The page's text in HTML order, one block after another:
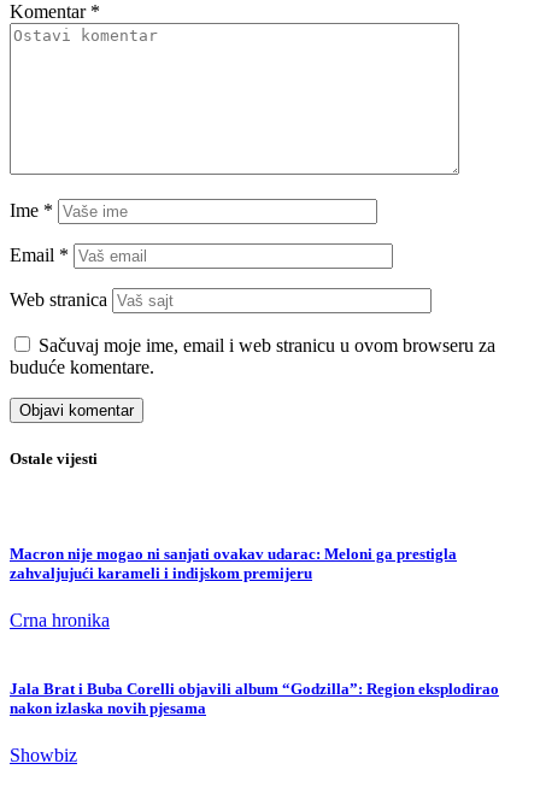
Komentar *
Ime *
Email *
Web stranica
Sačuvaj moje ime, email i web stranicu u ovom browseru za
buduće komentare.
Ostale vijesti
Macron nije mogao ni sanjati ovakav udarac: Meloni ga prestigla
zahvaljujući karameli i indijskom premijeru
Crna hronika
Jala Brat i Buba Corelli objavili album “Godzilla”: Region eksplodirao
nakon izlaska novih pjesama
Showbiz